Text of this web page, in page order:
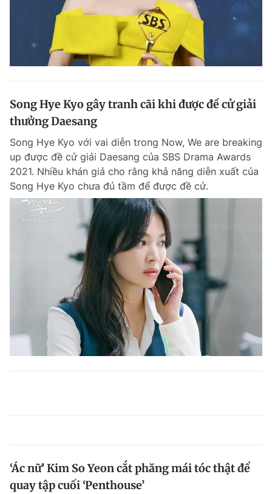
Song Hye Kyo gây tranh cãi khi được đề cử giải
thưởng Daesang
Song Hye Kyo với vai diễn trong Now, We are breaking
up được đề cử giải Daesang của SBS Drama Awards
2021. Nhiều khán giả cho rằng khả năng diễn xuất của
Song Hye Kyo chưa đủ tầm để được đề cử.
‘Ác nữ’ Kim So Yeon cắt phăng mái tóc thật để
quay tập cuối ‘Penthouse’